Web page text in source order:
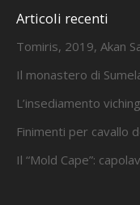
Articoli recenti
Tomiris, 2019, Akan
Il monastero di
L’insediamento
Finimenti per cavallo
Il “Mold Cape”: